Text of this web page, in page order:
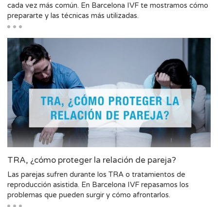
cada vez más común. En Barcelona IVF te mostramos cómo
prepararte y las técnicas más utilizadas.
TRA, ¿cómo proteger la relación de pareja?
Las parejas sufren durante los TRA o tratamientos de
reproducción asistida. En Barcelona IVF repasamos los
problemas que pueden surgir y cómo afrontarlos.